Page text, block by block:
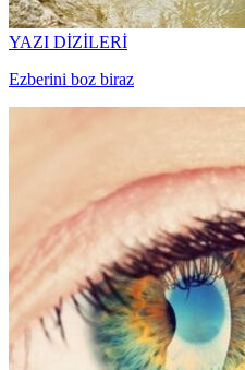
YAZI DİZİLERİ
Ezberini boz biraz